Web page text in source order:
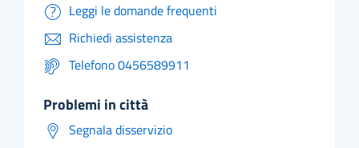
Leggi le domande frequenti
Richiedi assistenza
Telefono 0456589911
problemi in città
Segnala disservizio